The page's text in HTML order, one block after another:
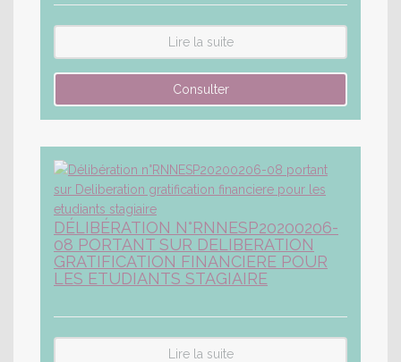
Lire la suite
DÉLIBÉRATION N°RNNESP20200206-
08 PORTANT SUR DELIBERATION
GRATIFICATION FINANCIERE POUR
LES ETUDIANTS STAGIAIRE
Lire la suite